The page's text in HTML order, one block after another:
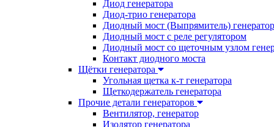
Диод генератора
Диод-трио генератора
Диодный мост (Выпрямитель)
Диодный мост с реле регулятором
Диодный мост со щеточным узлом
Контакт диодного моста
Щётки генератора
Угольная щетка к-т генератора
Щеткодержатель генератора
Прочие детали генераторов
Вентилятор, генератор
Изолятор генератора